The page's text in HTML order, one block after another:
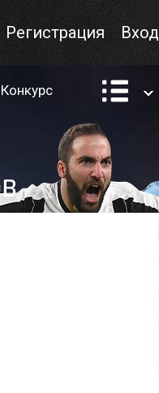
Вход
Регистрация
Конкурс